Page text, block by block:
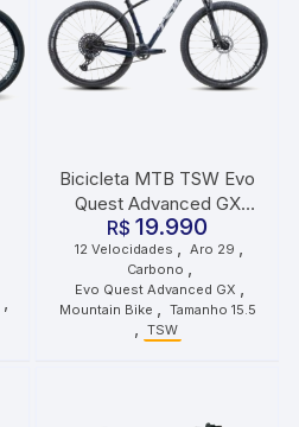
,
Bicicleta MTB TSW Evo
Quest Advanced GX
Carbono Roda 29
Tamanho 15.5 12
Velocidades Azul
Metálico
R$ 19.990
12 Velocidades Aro 29
Carbono
Evo Quest Advanced GX
Mountain Bike Tamanho 15.5
TSW